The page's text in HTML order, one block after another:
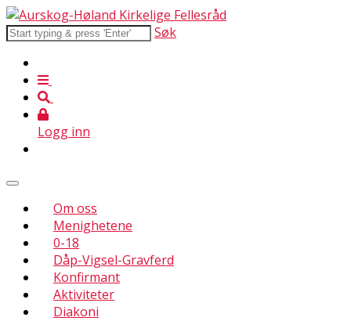
Søk
Logg inn
Om oss
Menighetene
0-18
Dåp-Vigsel-Gravferd
Konfirmant
Aktiviteter
Diakoni